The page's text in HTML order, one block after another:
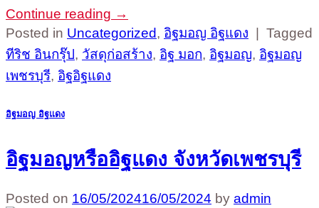
Continue reading →
Posted in Uncategorized, อิฐมอญ อิฐแดง
Tagged
ทีริช อินกรุ๊ป, วัสดุก่อสร้าง, อิฐ มอก, อิฐมอญ, อิฐมอญ
เพชรบุรี, อิฐอิฐแดง
อิฐมอญ อิฐแดง
อิฐมอญหรืออิฐแดง จังหวัดเพชรบุรี
Posted on 16/05/202416/05/2024 by admin